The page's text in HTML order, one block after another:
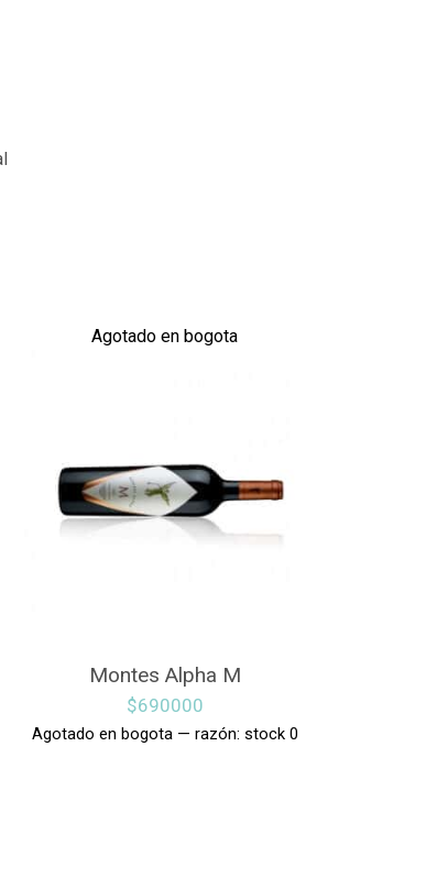
Agotado en bogota
Montes Alpha M
$690000
Agotado en bogota — razón: stock 0